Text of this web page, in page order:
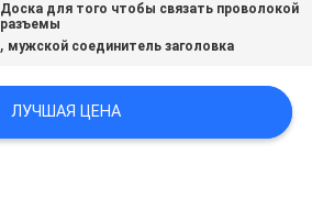
Доска для того чтобы связать проволокой
разъемы
, мужской соединитель заголовка
ЛУЧШАЯ ЦЕНА